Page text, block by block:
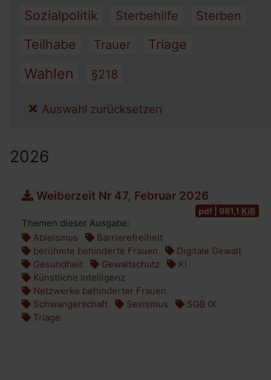
Sozialpolitik Sterbehilfe Sterben
Teilhabe Trauer Triage
Wahlen §218
Auswahl zurücksetzen
2026
Weiberzeit Nr 47, Februar 2026
pdf | 981,1 KiB
Themen dieser Ausgabe:
Ableismus
Barrierefreiheit
berühmte behinderte Frauen
Digitale Gewalt
Gesundheit
Gewaltschutz
KI
Künstliche Intelligenz
Netzwerke behinderter Frauen
Schwangerschaft
Sexismus
SGB IX
Triage